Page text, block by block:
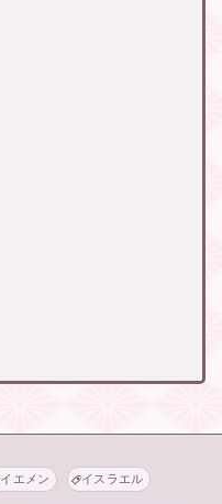
イエメン イスラエル